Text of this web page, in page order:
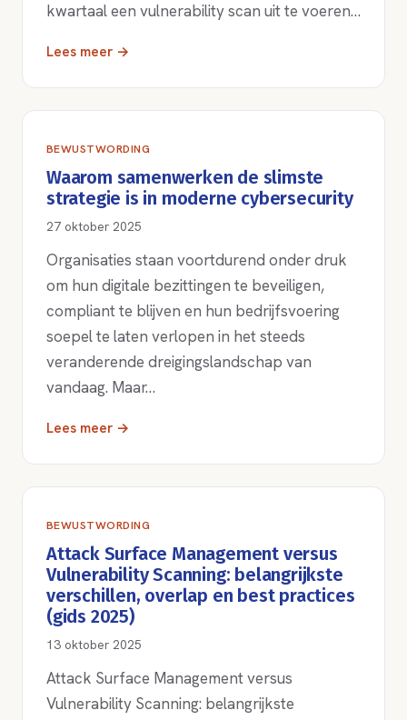
kwartaal een vulnerability scan uit te voeren…
Lees meer →
BEWUSTWORDING
Waarom samenwerken de slimste
strategie is in moderne cybersecurity
27 oktober 2025
Organisaties staan voortdurend onder druk
om hun digitale bezittingen te beveiligen,
compliant te blijven en hun bedrijfsvoering
soepel te laten verlopen in het steeds
veranderende dreigingslandschap van
vandaag. Maar…
Lees meer →
BEWUSTWORDING
Attack Surface Management versus
Vulnerability Scanning: belangrijkste
verschillen, overlap en best practices
(gids 2025)
13 oktober 2025
Attack Surface Management versus
Vulnerability Scanning: belangrijkste